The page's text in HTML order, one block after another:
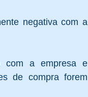
negativa com a
com a empresa e
de compra forem